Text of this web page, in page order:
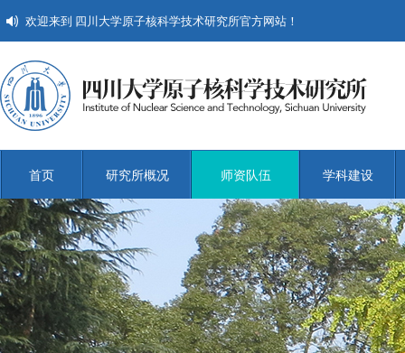
欢迎来到 四川大学原子核科学技术研究所官方网站！
首页 研究所概况 师资队伍 学科建设